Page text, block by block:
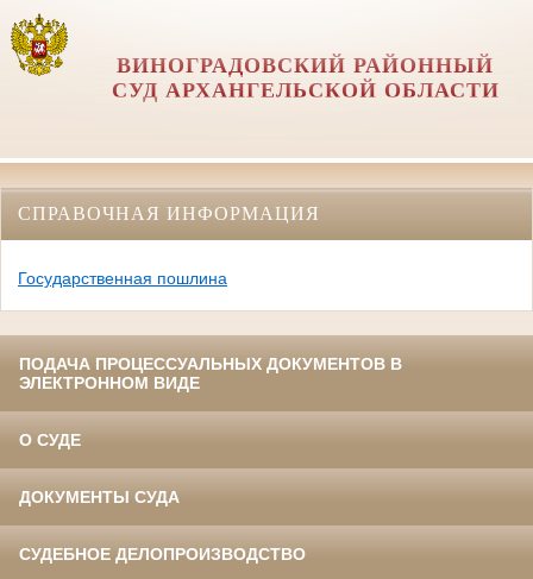
ВИНОГРАДОВСКИЙ РАЙОННЫЙ
СУД АРХАНГЕЛЬСКОЙ ОБЛАСТИ
СПРАВОЧНАЯ ИНФОРМАЦИЯ
Государственная пошлина
ПОДАЧА ПРОЦЕССУАЛЬНЫХ ДОКУМЕНТОВ В
ЭЛЕКТРОННОМ ВИДЕ
О СУДЕ
ДОКУМЕНТЫ СУДА
СУДЕБНОЕ ДЕЛОПРОИЗВОДСТВО